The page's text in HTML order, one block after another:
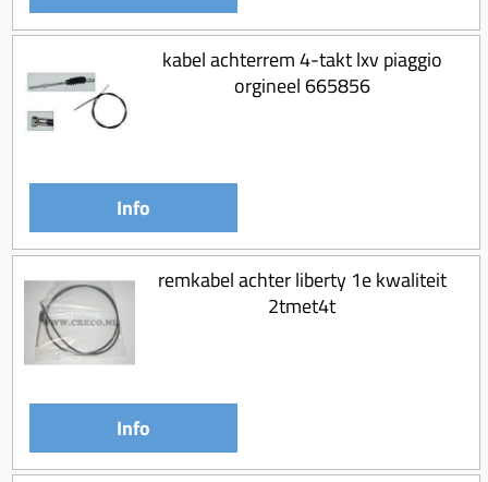
Ketting / tandwiel
Koeling (delen)
Overbrenging
kabel achterrem 4-takt lxv piaggio
orgineel 665856
Info
remkabel achter liberty 1e kwaliteit
2tmet4t
Info